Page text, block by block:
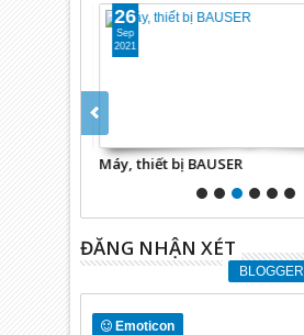
Máy, thiết bị BAUSER
26
Sep
2021
ĐĂNG NHẬN XÉT
BLOGGER
Emoticon